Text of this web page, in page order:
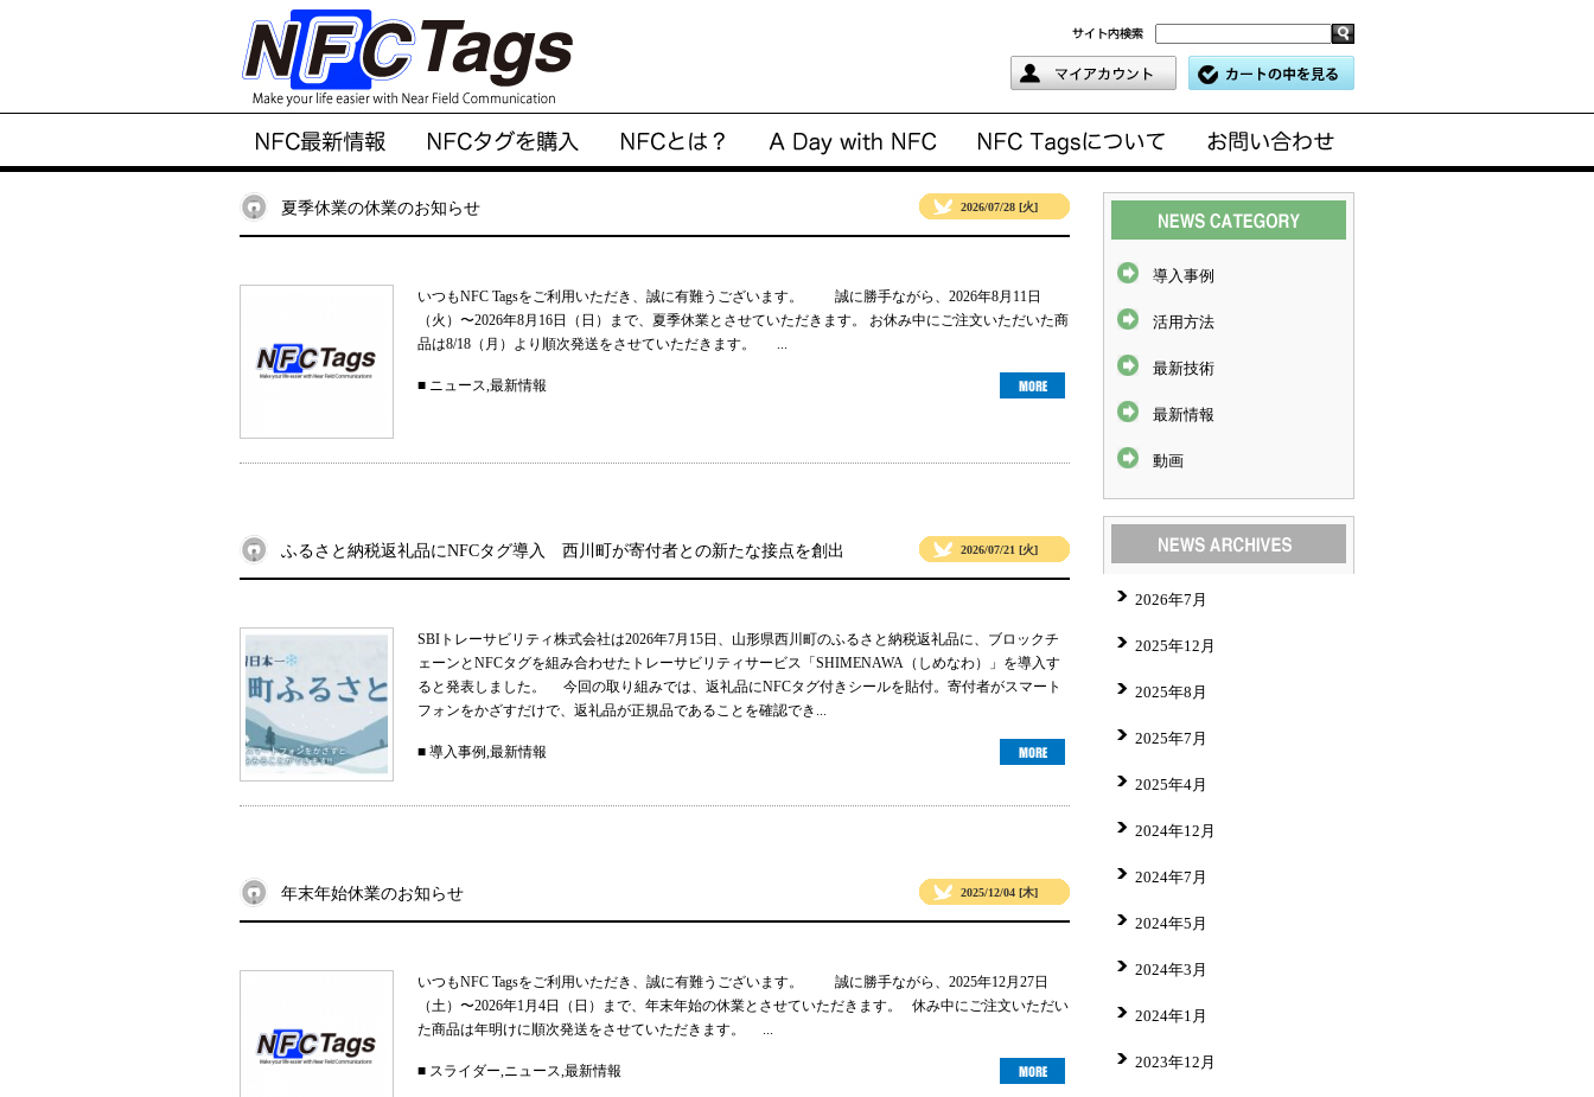
夏季休業の休業のお知らせ 2026/07/28 [火]
いつもNFC Tagsをご利用いただき、誠に有難うございます。 誠に勝手ながら、2026年8月11日
（火）〜2026年8月16日（日）まで、夏季休業とさせていただきます。 お休み中にご注文いただいた商
品は8/18（月）より順次発送をさせていただきます。 ...
■ ニュース,最新情報
ふるさと納税返礼品にNFCタグ導入 西川町が寄付者との新たな接点を創出 2026/07/21 [火]
SBIトレーサビリティ株式会社は2026年7月15日、山形県西川町のふるさと納税返礼品に、ブロックチ
ェーンとNFCタグを組み合わせたトレーサビリティサービス「SHIMENAWA（しめなわ）」を導入す
ると発表しました。 今回の取り組みでは、返礼品にNFCタグ付きシールを貼付。寄付者がスマート
フォンをかざすだけで、返礼品が正規品であることを確認でき...
■ 導入事例,最新情報
年末年始休業のお知らせ 2025/12/04 [木]
いつもNFC Tagsをご利用いただき、誠に有難うございます。 誠に勝手ながら、2025年12月27日
（土）〜2026年1月4日（日）まで、年末年始の休業とさせていただきます。 休み中にご注文いただい
た商品は年明けに順次発送をさせていただきます。 ...
■ スライダー,ニュース,最新情報
導入事例
活用方法
最新技術
最新情報
動画
2026年7月
2025年12月
2025年8月
2025年7月
2025年4月
2024年12月
2024年7月
2024年5月
2024年3月
2024年1月
2023年12月